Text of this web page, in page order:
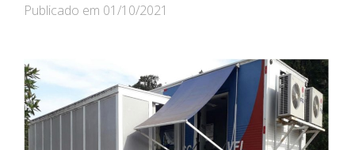
Publicado em 01/10/2021